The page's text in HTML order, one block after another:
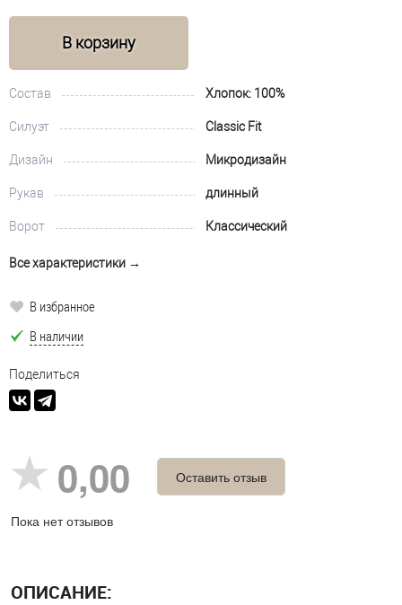
В корзину
Состав Хлопок: 100%
Силуэт Classic Fit
Дизайн Микродизайн
Рукав длинный
Ворот Классический
Все характеристики →
В избранное
В наличии
Поделиться
0,00
Пока нет отзывов
Оставить отзыв
ОПИСАНИЕ: